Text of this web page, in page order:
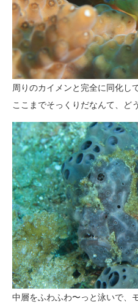
周りのカイメンと完全に同化し
ここまでそっくりだなんて、ど
中層をふわふわ〜っと泳いで、